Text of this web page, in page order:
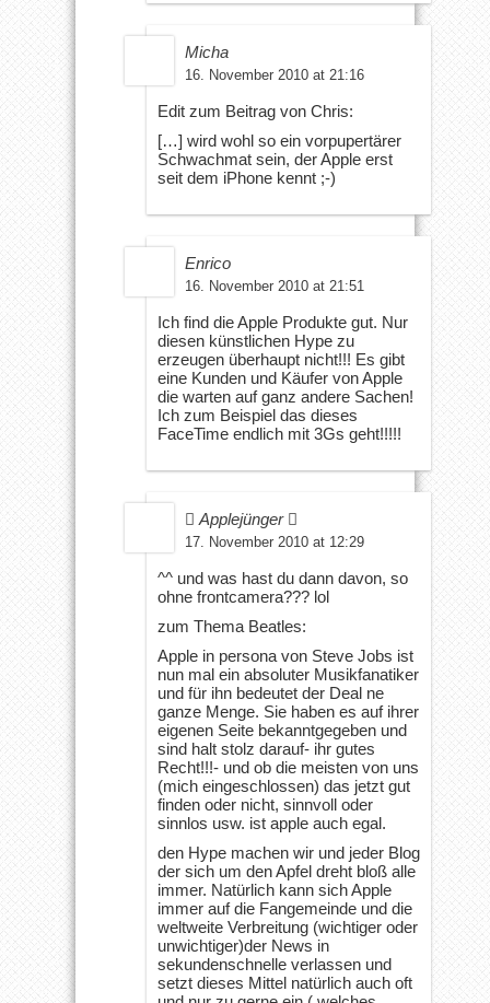
Micha
16. November 2010 at 21:16
Edit zum Beitrag von Chris:
[…] wird wohl so ein vorpupertärer
Schwachmat sein, der Apple erst
seit dem iPhone kennt ;-)
Enrico
16. November 2010 at 21:51
Ich find die Apple Produkte gut. Nur
diesen künstlichen Hype zu
erzeugen überhaupt nicht!!! Es gibt
eine Kunden und Käufer von Apple
die warten auf ganz andere Sachen!
Ich zum Beispiel das dieses
FaceTime endlich mit 3Gs geht!!!!!
 Applejünger 
17. November 2010 at 12:29
^^ und was hast du dann davon, so
ohne frontcamera??? lol
zum Thema Beatles:
Apple in persona von Steve Jobs ist
nun mal ein absoluter Musikfanatiker
und für ihn bedeutet der Deal ne
ganze Menge. Sie haben es auf ihrer
eigenen Seite bekanntgegeben und
sind halt stolz darauf- ihr gutes
Recht!!!- und ob die meisten von uns
(mich eingeschlossen) das jetzt gut
finden oder nicht, sinnvoll oder
sinnlos usw. ist apple auch egal.
den Hype machen wir und jeder Blog
der sich um den Apfel dreht bloß alle
immer. Natürlich kann sich Apple
immer auf die Fangemeinde und die
weltweite Verbreitung (wichtiger oder
unwichtiger)der News in
sekundenschnelle verlassen und
setzt dieses Mittel natürlich auch oft